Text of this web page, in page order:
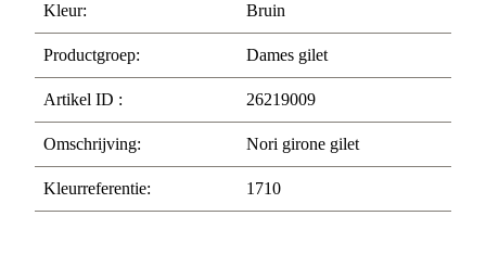
Kleur: Bruin
Productgroep: Dames gilet
Artikel ID : 26219009
Omschrijving: Nori girone gilet
Kleurreferentie: 1710